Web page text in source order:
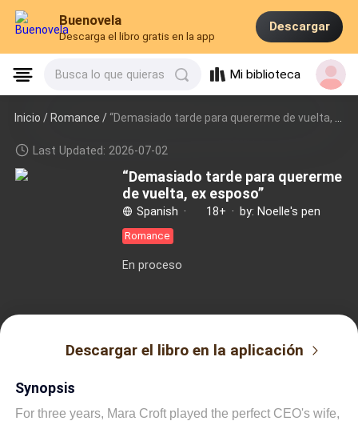
Buenovela
Descarga el libro gratis en la app
Descargar
Busca lo que quieras Mi biblioteca
Inicio /Romance / “Demasiado tarde para quererme de vuelta, ex esposo”
Last Updated: 2026-07-02
“Demasiado tarde para quererme
de vuelta, ex esposo”
Spanish · 18+ · by: Noelle's pen
Romance
En proceso
Descargar el libro en la aplicación
Synopsis
For three years, Mara Croft played the perfect CEO's wife,